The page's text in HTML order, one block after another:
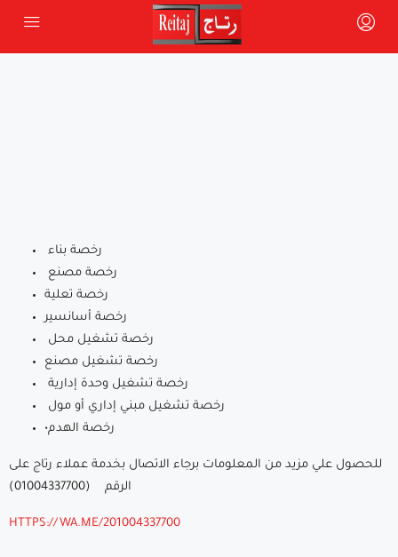
رخصة بناء
رخصة مصنع
رخصة تعلية
رخصة أسانسير
رخصة تشغيل محل
رخصة تشغيل مصنع
رخصة تشغيل وحدة إدارية
رخصة تشغيل مبني إداري أو مول
•رخصة الهدم
للحصول علي مزيد من المعلومات برجاء الاتصال بخدمة عملاء رتاج على
HTTPS://WA.ME/201004337700